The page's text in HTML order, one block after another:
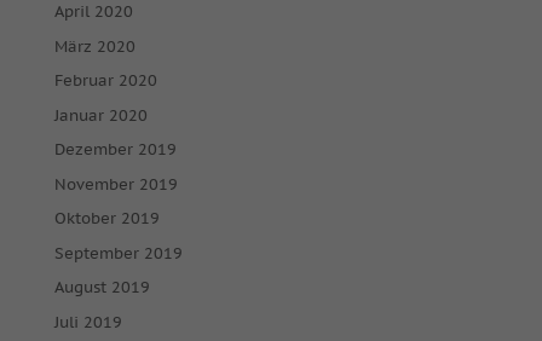
April 2020
März 2020
Februar 2020
Januar 2020
Dezember 2019
November 2019
Oktober 2019
September 2019
August 2019
Juli 2019